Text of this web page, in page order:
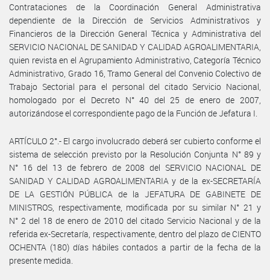
Contrataciones de la Coordinación General Administrativa
dependiente de la Dirección de Servicios Administrativos y
Financieros de la Dirección General Técnica y Administrativa del
SERVICIO NACIONAL DE SANIDAD Y CALIDAD AGROALIMENTARIA,
quien revista en el Agrupamiento Administrativo, Categoría Técnico
Administrativo, Grado 16, Tramo General del Convenio Colectivo de
Trabajo Sectorial para el personal del citado Servicio Nacional,
homologado por el Decreto N° 40 del 25 de enero de 2007,
autorizándose el correspondiente pago de la Función de Jefatura I.
ARTÍCULO 2°.- El cargo involucrado deberá ser cubierto conforme el
sistema de selección previsto por la Resolución Conjunta N° 89 y
N° 16 del 13 de febrero de 2008 del SERVICIO NACIONAL DE
SANIDAD Y CALIDAD AGROALIMENTARIA y de la ex-SECRETARÍA
DE LA GESTIÓN PÚBLICA de la JEFATURA DE GABINETE DE
MINISTROS, respectivamente, modificada por su similar N° 21 y
N° 2 del 18 de enero de 2010 del citado Servicio Nacional y de la
referida ex-Secretaría, respectivamente, dentro del plazo de CIENTO
OCHENTA (180) días hábiles contados a partir de la fecha de la
presente medida.